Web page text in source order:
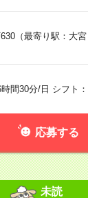
（最寄り駅：大宮
時間30分/日 シフ
応募する
未読